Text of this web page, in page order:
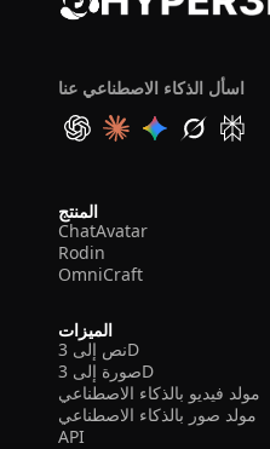
اسأل الذكاء الاصطناعي عنا
المنتج
ChatAvatar
Rodin
OmniCraft
الميزات
نص إلى 3D
صورة إلى 3D
مولد فيديو بالذكاء الاصطناعي
مولد صور بالذكاء الاصطناعي
API